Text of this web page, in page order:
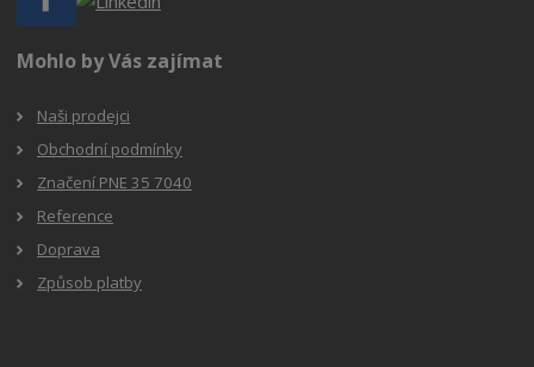
Mohlo by Vás zajímat
Naši prodejci
Obchodní podmínky
Značení PNE 35 7040
Reference
Doprava
Způsob platby